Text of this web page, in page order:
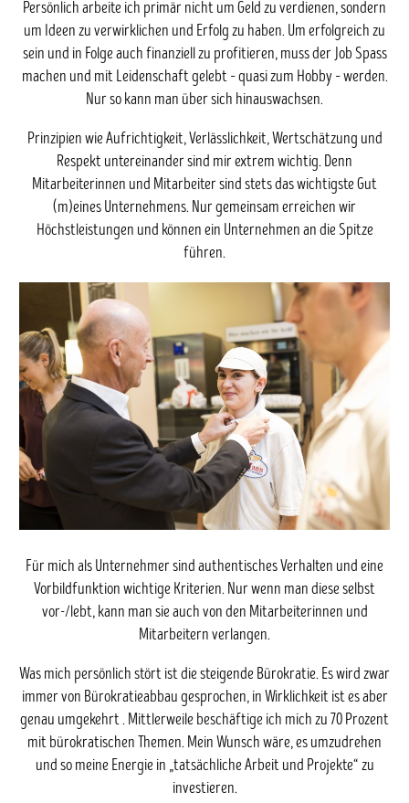
Persönlich arbeite ich primär nicht um Geld zu verdienen, sondern
um Ideen zu verwirklichen und Erfolg zu haben. Um erfolgreich zu
sein und in Folge auch finanziell zu profitieren, muss der Job Spass
machen und mit Leidenschaft gelebt – quasi zum Hobby – werden.
Nur so kann man über sich hinauswachsen.
Prinzipien wie Aufrichtigkeit, Verlässlichkeit, Wertschätzung und
Respekt untereinander sind mir extrem wichtig. Denn
Mitarbeiterinnen und Mitarbeiter sind stets das wichtigste Gut
(m)eines Unternehmens. Nur gemeinsam erreichen wir
Höchstleistungen und können ein Unternehmen an die Spitze
führen.
Für mich als Unternehmer sind authentisches Verhalten und eine
Vorbildfunktion wichtige Kriterien. Nur wenn man diese selbst
vor-/lebt, kann man sie auch von den Mitarbeiterinnen und
Mitarbeitern verlangen.
Was mich persönlich stört ist die steigende Bürokratie. Es wird zwar
immer von Bürokratieabbau gesprochen, in Wirklichkeit ist es aber
genau umgekehrt . Mittlerweile beschäftige ich mich zu 70 Prozent
mit bürokratischen Themen. Mein Wunsch wäre, es umzudrehen
und so meine Energie in „tatsächliche Arbeit und Projekte“ zu
investieren.